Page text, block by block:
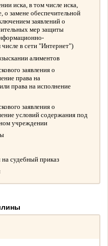
иска, в том числе иска,
о замене обеспечительной
заявлений о
мер защиты
в сети "Интернет")
алиментов
заявления о
права на
права на исполнение
заявления о
условий содержания под
учреждении
судебный приказ